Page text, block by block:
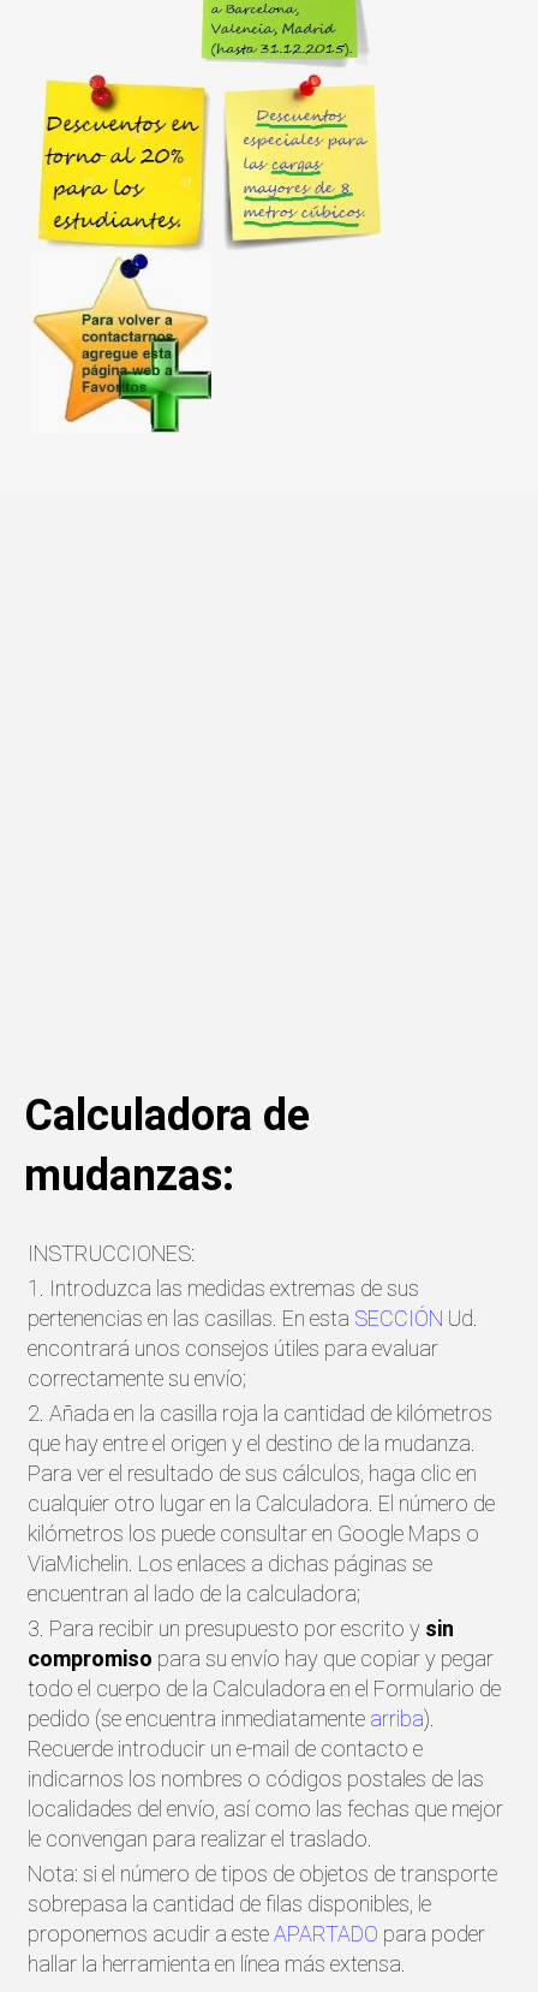
Calculadora de
mudanzas:
INSTRUCCIONES:
1. Introduzca las medidas extremas de sus
pertenencias en las casillas. En esta SECCIÓN Ud.
encontrará unos consejos útiles para evaluar
correctamente su envío;
2. Añada en la casilla roja la cantidad de kilómetros
que hay entre el origen y el destino de la mudanza.
Para ver el resultado de sus cálculos, haga clic en
cualquier otro lugar en la Calculadora. El número de
kilómetros los puede consultar en Google Maps o
ViaMichelin. Los enlaces a dichas páginas se
encuentran al lado de la calculadora;
3. Para recibir un presupuesto por escrito y sin
compromiso para su envío hay que copiar y pegar
todo el cuerpo de la Calculadora en el Formulario de
pedido (se encuentra inmediatamente arriba).
Recuerde introducir un e-mail de contacto e
indicarnos los nombres o códigos postales de las
localidades del envío, así como las fechas que mejor
le convengan para realizar el traslado.
Nota: si el número de tipos de objetos de transporte
sobrepasa la cantidad de filas disponibles, le
proponemos acudir a esteAPARTADO para poder
hallar la herramienta en línea más extensa.